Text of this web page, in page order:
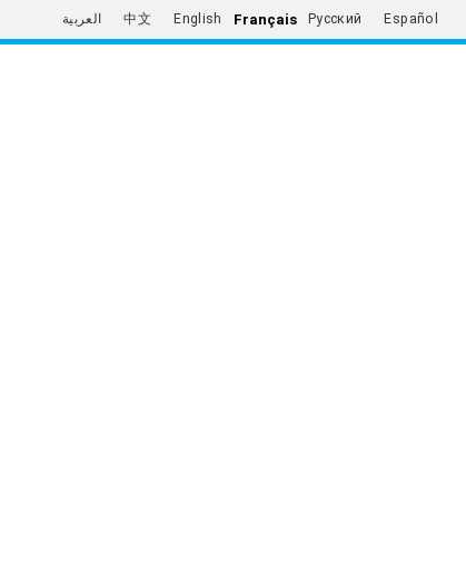
العربية 中文 English Français Русский Español